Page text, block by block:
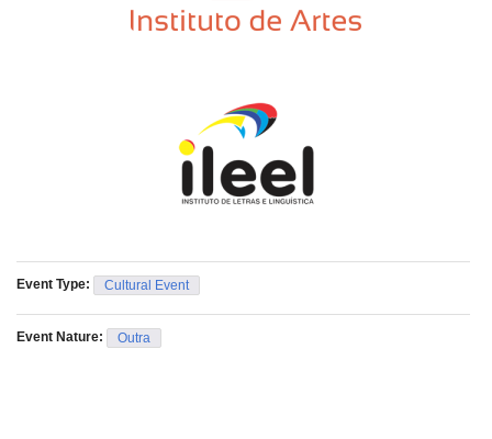
Event Type: Cultural Event
Event Nature: Outra